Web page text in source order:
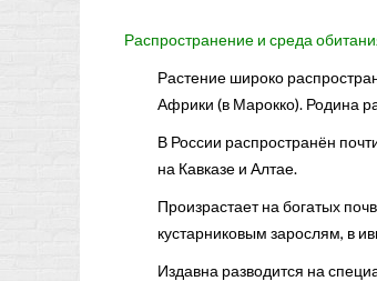
Распространение и среда
Растение широко
Африки (в Марокко). Родина
В России распространён
на Кавказе и Алтае.
Произрастает на богатых
кустарниковым зарослям, в
Издавна разводится на